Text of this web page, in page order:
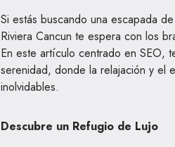
Si estás buscando una escapada
Riviera Cancun te espera con los
En este artículo centrado en SEO,
serenidad, donde la relajación y el
inolvidables.
Descubre un Refugio de Lujo